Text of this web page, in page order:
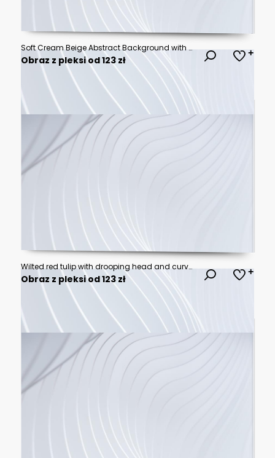
Soft Cream Beige Abstract Background with Diagonal Light and Shadow, Warm Minimal Texture
Obraz z pleksi od 123 zł
Wilted red tulip with drooping head and curved stem shadow on neutral backdrop
Obraz z pleksi od 123 zł